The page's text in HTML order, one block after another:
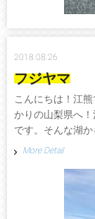
2018.08.26
フジヤマ
こんにちは！江
かりの山梨県へ
です。そんな湖か
More Detail